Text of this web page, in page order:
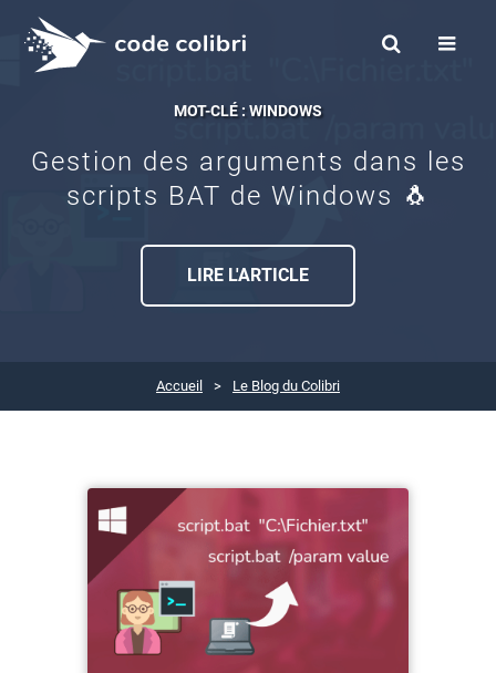
MOT-CLÉ : WINDOWS
Gestion des arguments dans les
scripts BAT de Windows 🐧
LIRE L'ARTICLE
Accueil Le Blog du Colibri